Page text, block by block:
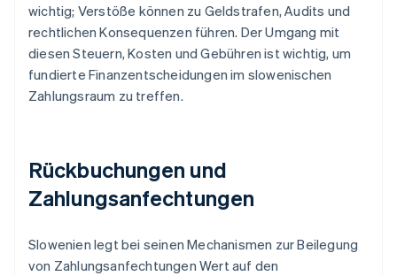
wichtig; Verstöße können zu Geldstrafen, Audits und
rechtlichen Konsequenzen führen. Der Umgang mit
diesen Steuern, Kosten und Gebühren ist wichtig, um
fundierte Finanzentscheidungen im slowenischen
Zahlungsraum zu treffen.
Rückbuchungen und
Zahlungsanfechtungen
Slowenien legt bei seinen Mechanismen zur Beilegung
von Zahlungsanfechtungen Wert auf den